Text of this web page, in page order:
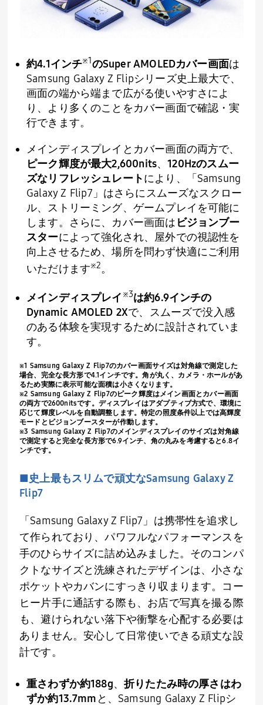
約4.1インチ※1のSuper AMOLEDカバー画面は
Samsung Galaxy Z Flipシリーズ史上最大で、
画面の端から端まで広がる使いやすさによ
り、より多くのことをカバー画面で確認・実
行できます。
メインディスプレイとカバー画面の両方で、
ピーク輝度が最大2,600nits、120Hzのスムー
ズなリフレッシュレートにより、「 Samsung
Galaxy Z Flip7 」はさらにスムーズなスクロー
ル、ストリーミング、ゲームプレイを可能に
します。さらに、カバー画面は ビジョンブー
スターによって強化され、屋外での視認性を
向上させるため、場所を問わず快適にご利用
いただけます※2。
メインディスプレイ ※3は約6.9インチの
Dynamic AMOLED 2Xで、スムーズで没入感
のある体験を実現するために設計されていま
す。
※1 Samsung Galaxy Z Flip7のカバー画面サイズは対角線で測定した
場合、完全な長方形で4.1 インチです。角が丸く、カメラ・ホールがあ
るため実際に表示可能な面積は小さくなります。
※2 Samsung Galaxy Z Flip7のピーク輝度はメイン画面とカバー画面
の両方で2600nitsです。ディスプレイはアダプティブ方式で、環境に
応じて輝度レベルを自動調整します。特定の照度条件以上では高輝度
モードとビジョンブースターが作動します。
※3 Samsung Galaxy Z Flip7のメインディスプレイのサイズは対角線
で測定すると完全な長方形で6.9インチ、角の丸みを考慮すると6.8イ
ンチです。
■史上最もスリムで頑丈なSamsung Galaxy Z
Flip7
「 Samsung Galaxy Z Flip7 」は携帯性を追求し
て作られており、パワフルなパフォーマンスを
手のひらサイズに詰め込みました。そのコンパ
クトなサイズと洗練されたデザインは、小さな
ポケットやカバンにすっきり収まります。コー
ヒー片手に通話する際も、お店で写真を撮る際
も、避けられない落下や衝撃を心配する必要は
ありません。安心して日常使いできる頑丈な設
計です。
重さわずか約188g、折りたたみ時の厚さはわ
ずか約13.7mm と、 Samsung Galaxy Z Flipシ